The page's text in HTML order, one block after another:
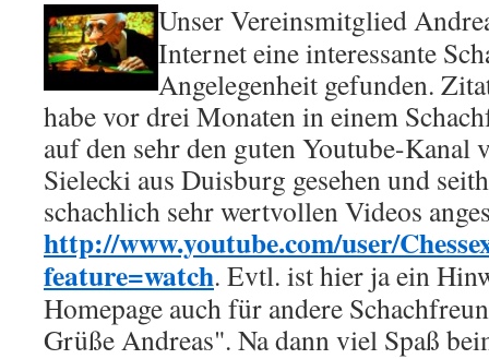
Unser Vereinsmitglied
Internet eine interessante
Angelegenheit gefunden.
habe vor drei Monaten in einem
auf den sehr den guten Youtube-
Sielecki aus Duisburg gesehen und
schachlich sehr wertvollen Videos
http://www.youtube.com/user/
feature=watch. Evtl. ist hier ja ein
Homepage auch für andere
Grüße Andreas". Na dann viel Spaß